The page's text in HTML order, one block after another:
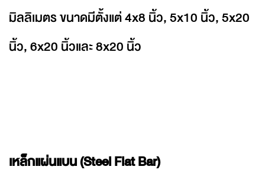
มิลลิเมตร ขนาดมีตั้งแต่ 4x8 นิ้ว, 5x10 นิ้ว, 5x20
นิ้ว, 6x20 นิ้วและ 8x20 นิ้ว
เหล็กแผ่นแบน (Steel Flat Bar)